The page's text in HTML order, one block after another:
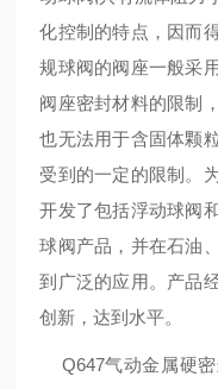
化控制的特点，因而
规球阀的阀座一般采
阀座密封材料的限制
也无法用于含固体颗
受到的一定的限制。
开发了包括浮动球阀
球阀产品，并在石油
到广泛的应用。产品
创新，达到水平。
Q647气动金属硬密